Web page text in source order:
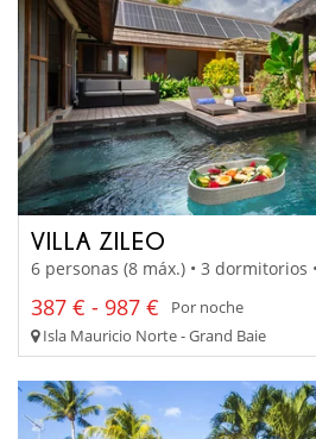
VILLA ZILEO
6 personas (8 máx.) • 3 dormitorios
387 € - 987 €
Por noche
Isla Mauricio Norte - Grand Baie